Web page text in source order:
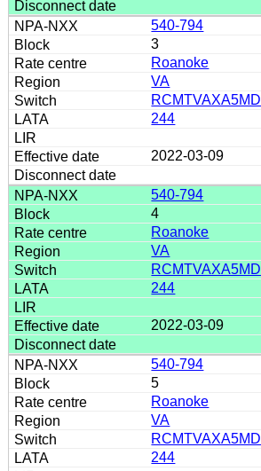
540-794
3
Roanoke
VA
RCMTVAXA5MD
244
2022-03-09
540-794
4
Roanoke
VA
RCMTVAXA5MD
244
2022-03-09
540-794
5
Roanoke
VA
RCMTVAXA5MD
244